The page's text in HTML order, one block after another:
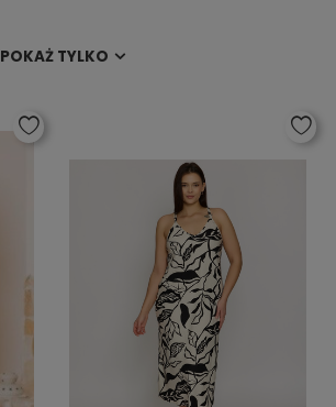
POKAŻ TYLKO